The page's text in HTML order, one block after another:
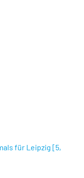
für Leipzig [5,